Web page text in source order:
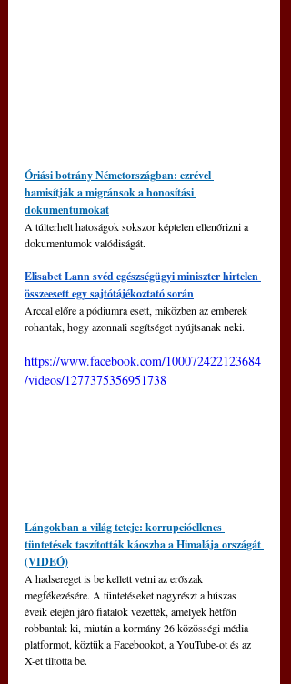
Óriási botrány Németországban: ezrével
hamisítják a migránsok a honosítási
dokumentumokat
A túlterhelt hatoságok sokszor képtelen ellenőrizni a
dokumentumok valódiságát.
Elisabet Lann svéd egészségügyi miniszter hirtelen
összeesett egy sajtótájékoztató során
Arccal előre a pódiumra esett, miközben az emberek
rohantak, hogy azonnali segítséget nyújtsanak neki.
https://www.facebook.com/100072422123684
/videos/1277375356951738
Lángokban a világ teteje: korrupcióellenes
tüntetések taszították káoszba a Himalája országát
(VIDEÓ)
A hadsereget is be kellett vetni az erőszak
megfékezésére. A tüntetéseket nagyrészt a húszas
éveik elején járó fiatalok vezették, amelyek hétfőn
robbantak ki, miután a kormány 26 közösségi média
platformot, köztük a Facebookot, a YouTube-ot és az
X-et tiltotta be.